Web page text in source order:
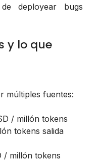
deployear bugs
y lo que
múltiples fuentes:
/ millón tokens
tokens salida
/ millón tokens